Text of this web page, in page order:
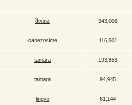
შოთა 343,006
ioanezosime 116,501
tamara 193,853
tamara 94,945
lingvo 61,144